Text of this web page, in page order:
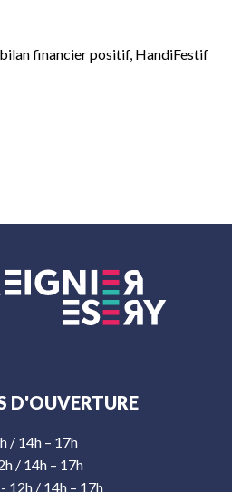
financier positif, HandiFestif
D'OUVERTURE
/ 14h – 17h
/ 14h – 17h
12h / 14h – 17h